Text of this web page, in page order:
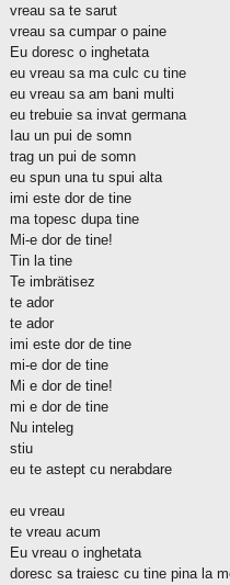
vreau sa te sarut
vreau sa cumpar o paine
Eu doresc o inghetata
eu vreau sa ma culc cu tine
eu vreau sa am bani multi
eu trebuie sa invat germana
Iau un pui de somn
trag un pui de somn
eu spun una tu spui alta
imi este dor de tine
ma topesc dupa tine
Mi-e dor de tine!
Tin la tine
Te imbrätisez
te ador
te ador
imi este dor de tine
mi-e dor de tine
Mi e dor de tine!
mi e dor de tine
Nu inteleg
stiu
eu te astept cu nerabdare
eu vreau
te vreau acum
Eu vreau o inghetata
doresc sa traiesc cu tine pina la